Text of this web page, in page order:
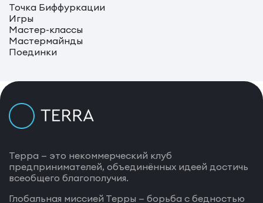
Точка Биффуркации
Игры
Мастер-классы
Мастермайнды
Поединки
Терра — это некоммерческий клуб
предпринимателей, объединённых идеей достичь
всеобщего благополучия.
Глобальная миссией Терры — борьба с бедностью